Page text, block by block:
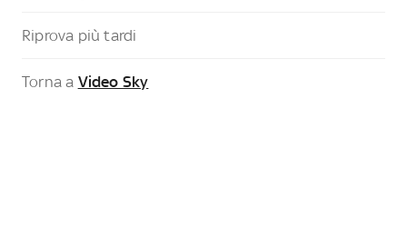
Riprova più tardi
Torna a Video Sky